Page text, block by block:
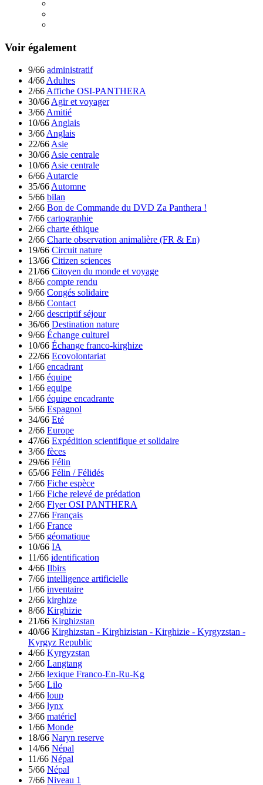
Voir également
9/66 administratif
4/66 Adultes
2/66 Affiche OSI-PANTHERA
30/66 Agir et voyager
3/66 Amitié
10/66 Anglais
3/66 Anglais
22/66 Asie
30/66 Asie centrale
10/66 Asie centrale
6/66 Autarcie
35/66 Automne
5/66 bilan
2/66 Bon de Commande du DVD Za Panthera !
7/66 cartographie
2/66 charte éthique
2/66 Charte observation animalière (FR & En)
19/66 Circuit nature
13/66 Citizen sciences
21/66 Citoyen du monde et voyage
8/66 compte rendu
9/66 Congés solidaire
8/66 Contact
2/66 descriptif séjour
36/66 Destination nature
9/66 Échange culturel
10/66 Échange franco-kirghize
22/66 Ecovolontariat
1/66 encadrant
1/66 équipe
1/66 equipe
1/66 équipe encadrante
5/66 Espagnol
34/66 Eté
2/66 Europe
47/66 Expédition scientifique et solidaire
3/66 fèces
29/66 Félin
65/66 Félin / Félidés
7/66 Fiche espèce
1/66 Fiche relevé de prédation
2/66 Flyer OSI PANTHERA
27/66 Français
1/66 France
5/66 géomatique
10/66 IA
11/66 identification
4/66 Ilbirs
7/66 intelligence artificielle
1/66 inventaire
2/66 kirghize
8/66 Kirghizie
21/66 Kirghizstan
40/66 Kirghizstan - Kirghizistan - Kirghizie - Kyrgyzstan -
Kyrgyz Republic
4/66 Kyrgyzstan
2/66 Langtang
2/66 lexique Franco-En-Ru-Kg
5/66 Lilo
4/66 loup
3/66 lynx
3/66 matériel
1/66 Monde
18/66 Naryn reserve
14/66 Népal
11/66 Népal
5/66 Népal
7/66 Niveau 1